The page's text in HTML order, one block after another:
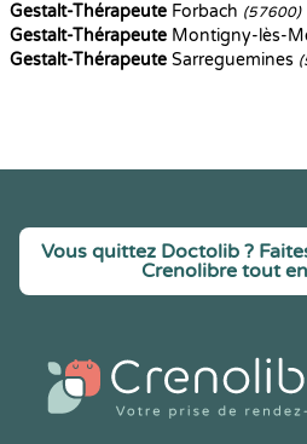
Gestalt-Thérapeute Forbach (57600)
Gestalt-Thérapeute Montigny-lès-
Gestalt-Thérapeute Sarreguemines
Vous quittez Doctolib ?
Crenolibre tout